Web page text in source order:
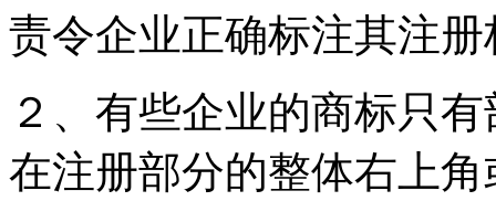
责令企业正确标注其注册
２、有些企业的商标只
在注册部分的整体右上